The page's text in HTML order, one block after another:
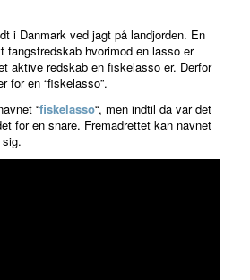
i Danmark ved jagt på landjorden. En
fangstredskab hvorimod en lasso er
aktive redskab en fiskelasso er. Derfor
for en “fiskelasso”.
“fiskelasso“, men indtil da var det
for en snare. Fremadrettet kan navnet